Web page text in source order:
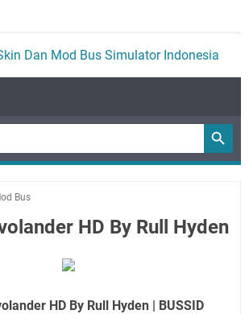
Bus
HD By Rull Hyden
HD By Rull Hyden | BUSSID